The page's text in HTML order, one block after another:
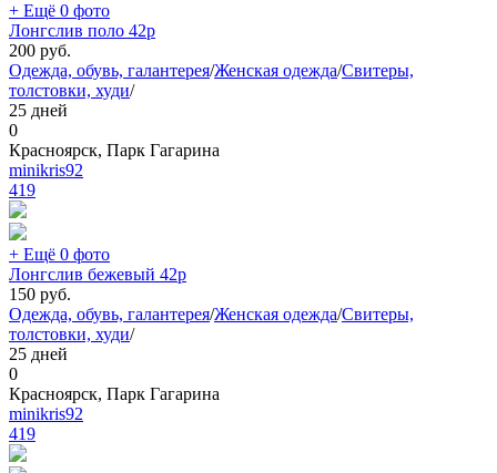
+ Ещё 0 фото
Лонгслив поло 42р
200 руб.
Одежда, обувь, галантерея/Женская одежда/Свитеры,
толстовки, худи/
25 дней
0
Красноярск, Парк Гагарина
minikris92
419
+ Ещё 0 фото
Лонгслив бежевый 42р
150 руб.
Одежда, обувь, галантерея/Женская одежда/Свитеры,
толстовки, худи/
25 дней
0
Красноярск, Парк Гагарина
minikris92
419